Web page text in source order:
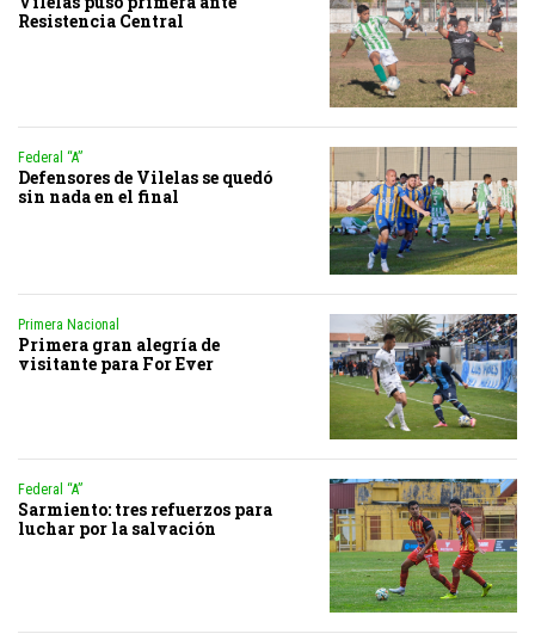
Resistencia Central
Federal “A”
Defensores de Vilelas se quedó
sin nada en el final
Primera Nacional
Primera gran alegría de
visitante para For Ever
Federal “A”
Sarmiento: tres refuerzos para
luchar por la salvación